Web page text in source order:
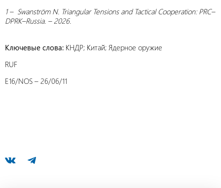
1 – Swanström N. Triangular Tensions and Tactical Cooperation: PRC–
DPRK–Russia. – 2026.
Ключевые слова: КНДР; Китай; Ядерное оружие
RUF
E16/NOS – 26/06/11